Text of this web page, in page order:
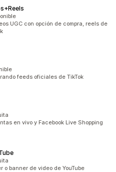
UGC con opción de compra, reels de
feeds oficiales de TikTok
en vivo y Facebook Live Shopping
banner de video de YouTube